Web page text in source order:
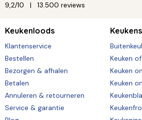
9,2/10 13.500 reviews
Keukenloods
Klantenservice
Bestellen
Bezorgen & afhalen
Betalen
Annuleren & retourneren
Service & garantie
Keukens
Keuken
Keuken
Keuken